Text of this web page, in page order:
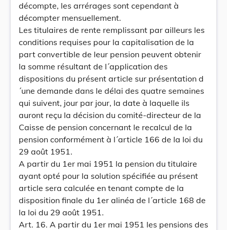
décompte, les arrérages sont cependant à
décompter mensuellement.
Les titulaires de rente remplissant par ailleurs les
conditions requises pour la capitalisation de la
part convertible de leur pension peuvent obtenir
la somme résultant de l´application des
dispositions du présent article sur présentation d
´une demande dans le délai des quatre semaines
qui suivent, jour par jour, la date à laquelle ils
auront reçu la décision du comité-directeur de la
Caisse de pension concernant le recalcul de la
pension conformément à l´article 166 de la loi du
29 août 1951.
A partir du 1er mai 1951 la pension du titulaire
ayant opté pour la solution spécifiée au présent
article sera calculée en tenant compte de la
disposition finale du 1er alinéa de l´article 168 de
la loi du 29 août 1951.
Art. 16. A partir du 1er mai 1951 les pensions des